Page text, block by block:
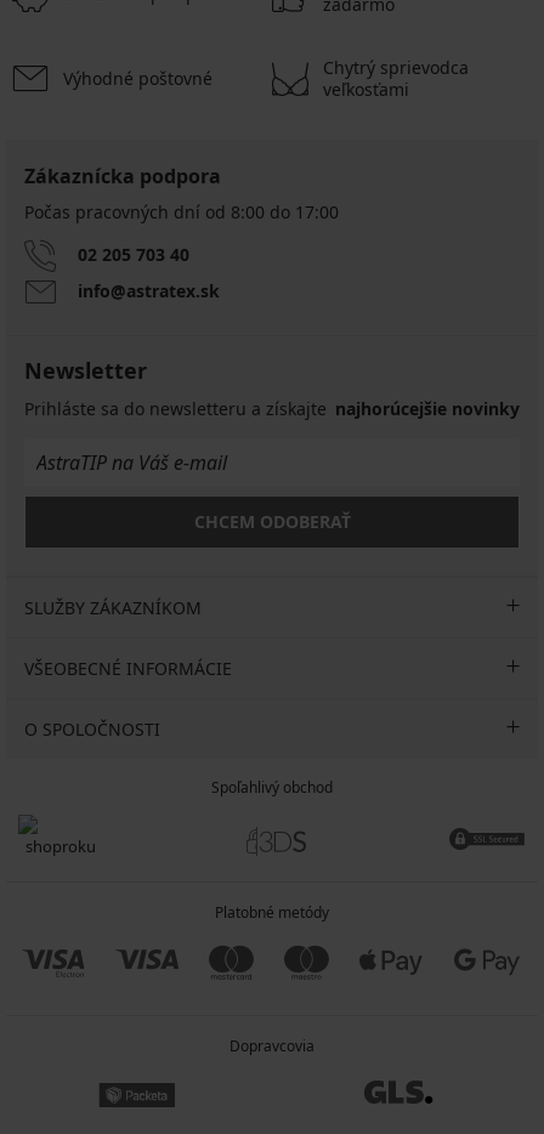
Výhodné poštovné
Chytrý sprievodca
veľkosťami
Zákaznícka podpora
Počas pracovných dní od 8:00 do 17:00
02 205 703 40
info@astratex.sk
Newsletter
Prihláste sa do newsletteru a získajte najhorúcejšie novinky
CHCEM ODOBERAŤ
SLUŽBY ZÁKAZNÍKOM
VŠEOBECNÉ INFORMÁCIE
O SPOLOČNOSTI
Spoľahlivý obchod
Platobné metódy
Dopravcovia